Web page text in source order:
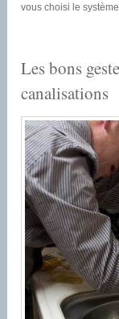
vous choisi le
Les bons
canalisations